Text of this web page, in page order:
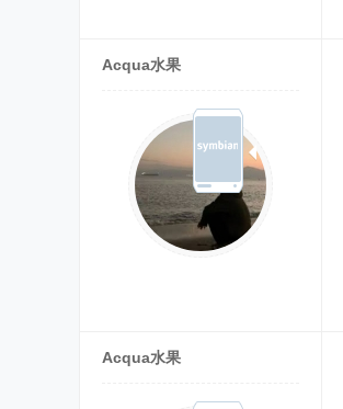
Acqua水果
Acqua水果